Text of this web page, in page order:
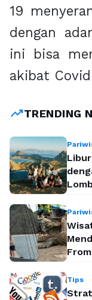
19
dengan
ini bisa
akibat
trending_upTRENDING
Tips